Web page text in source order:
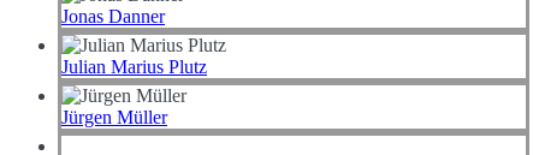
Jonas Danner
Julian Marius Plutz
Jürgen Müller